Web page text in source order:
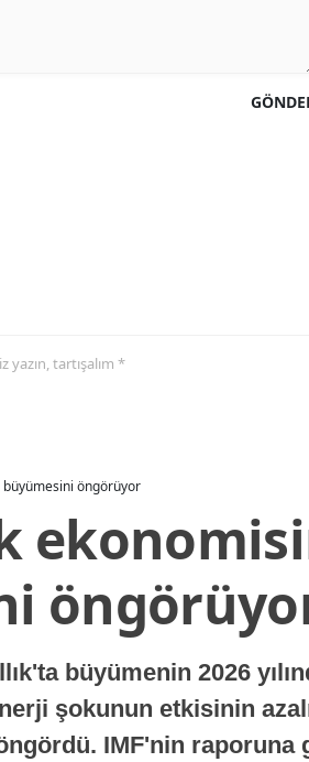
tartışalım *
büyümesini öngörüyor
büyümenin 2026
şokunun etkisinin
IMF'nin raporuna